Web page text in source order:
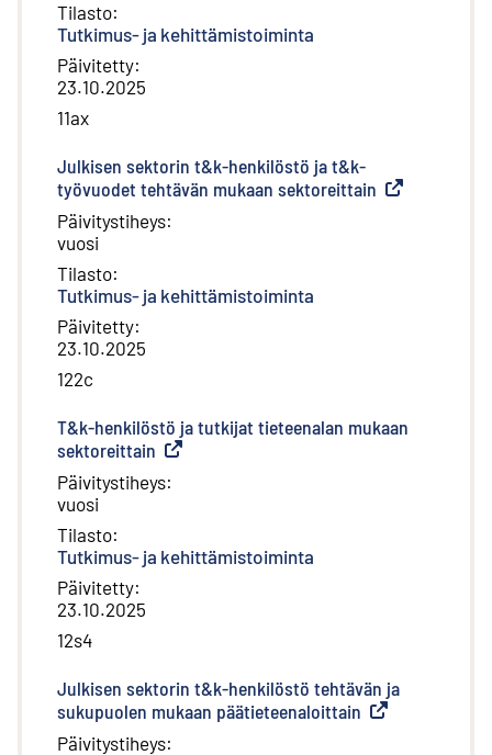
Tilasto:
Tutkimus- ja kehittämistoiminta
Päivitetty:
23.10.2025
11ax
Julkisen sektorin t&k-henkilöstö ja t&k-
työvuodet tehtävän mukaan sektoreittain Ulkoinen
Päivitystiheys:
vuosi
Tilasto:
Tutkimus- ja kehittämistoiminta
Päivitetty:
23.10.2025
122c
T&k-henkilöstö ja tutkijat tieteenalan mukaan
sektoreittain Ulkoinen linkki
Päivitystiheys:
vuosi
Tilasto:
Tutkimus- ja kehittämistoiminta
Päivitetty:
23.10.2025
12s4
Julkisen sektorin t&k-henkilöstö tehtävän ja
sukupuolen mukaan päätieteenaloittain Ulkoinen linkki
Päivitystiheys: